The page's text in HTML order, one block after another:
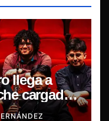
llega a
cargada